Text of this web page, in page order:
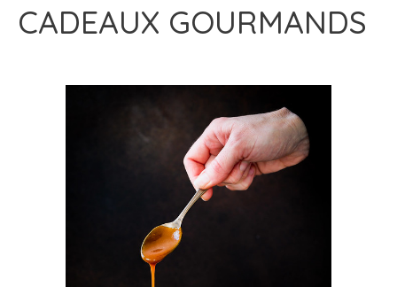
CADEAUX GOURMANDS